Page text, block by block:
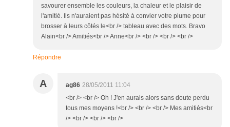
savourer ensemble les couleurs, la chaleur et le plaisir de
l'amitié. Ils n'auraient pas hésité à convier votre plume pour
brosser à leurs côtés le<br /> tableau avec des mots. Bravo
Alain<br /> Amitiés<br /> Anne<br /> <br /> <br /> <br />
Répondre
A ag86 28/05/2011 11:04
<br /> <br /> Oh ! J'en aurais alors sans doute perdu
tous mes moyens !<br /> <br /> <br /> Mes amitiés<br
/> <br /> <br /> <br />